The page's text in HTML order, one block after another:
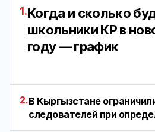
1.Когда и сколько
школьники КР в
году — график
2.В Кыргызстане
следователей при